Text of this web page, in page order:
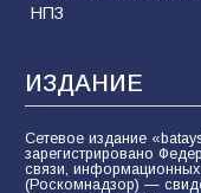
НПЗ
ИЗДАНИЕ
Сетевое издание
зарегистрировано
связи,
(Роскомнадзор) —